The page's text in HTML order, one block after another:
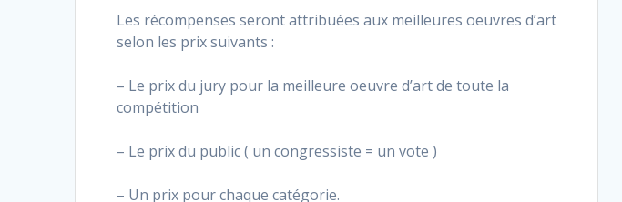
Les récompenses seront attribuées aux meilleures oeuvres d’art
selon les prix suivants :
– Le prix du jury pour la meilleure oeuvre d’art de toute la
compétition
– Le prix du public ( un congressiste = un vote )
– Un prix pour chaque catégorie.